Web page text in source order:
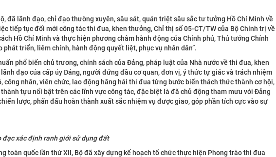
đã lãnh đạo, chỉ đạo thường xuyên, sâu sát, quán triệt sâu sắc tư tưởng Hồ Chí Minh về
tiếp tục đổi mới công tác thi đua, khen thưởng, Chỉ thị số 05-CT/TW của Bộ Chính trị về
Hồ Chí Minh và thực hiện phương châm hành động của Chính phủ, Thủ tướng Chính
triển, liêm chính, hành động quyết liệt, phục vụ nhân dân”.
phổ biến chủ trương, chính sách của Đảng, pháp luật của Nhà nước về thi đua, khen
đạo của cấp ủy Đảng, người đứng đầu cơ quan, đơn vị, ý thức tự giác và trách nhiệm
công nhân, viên chức, lao động hăng hái thi đua từng bước biến thách thức thành cơ hội,
tựu nổi bật trên các lĩnh vực công tác, đặc biệt là đã chủ động tham mưu với Đảng
lược, phấn đấu hoàn thành xuất sắc nhiệm vụ được giao, góp phần tích cực vào sự
đạc xác định ranh giới sử dụng đất
toàn quốc lần thứ XII, Bộ đã xây dựng kế hoạch tổ chức thực hiện Phong trào thi đua